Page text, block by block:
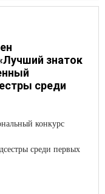
знаток
среди
конкурс
среди первых